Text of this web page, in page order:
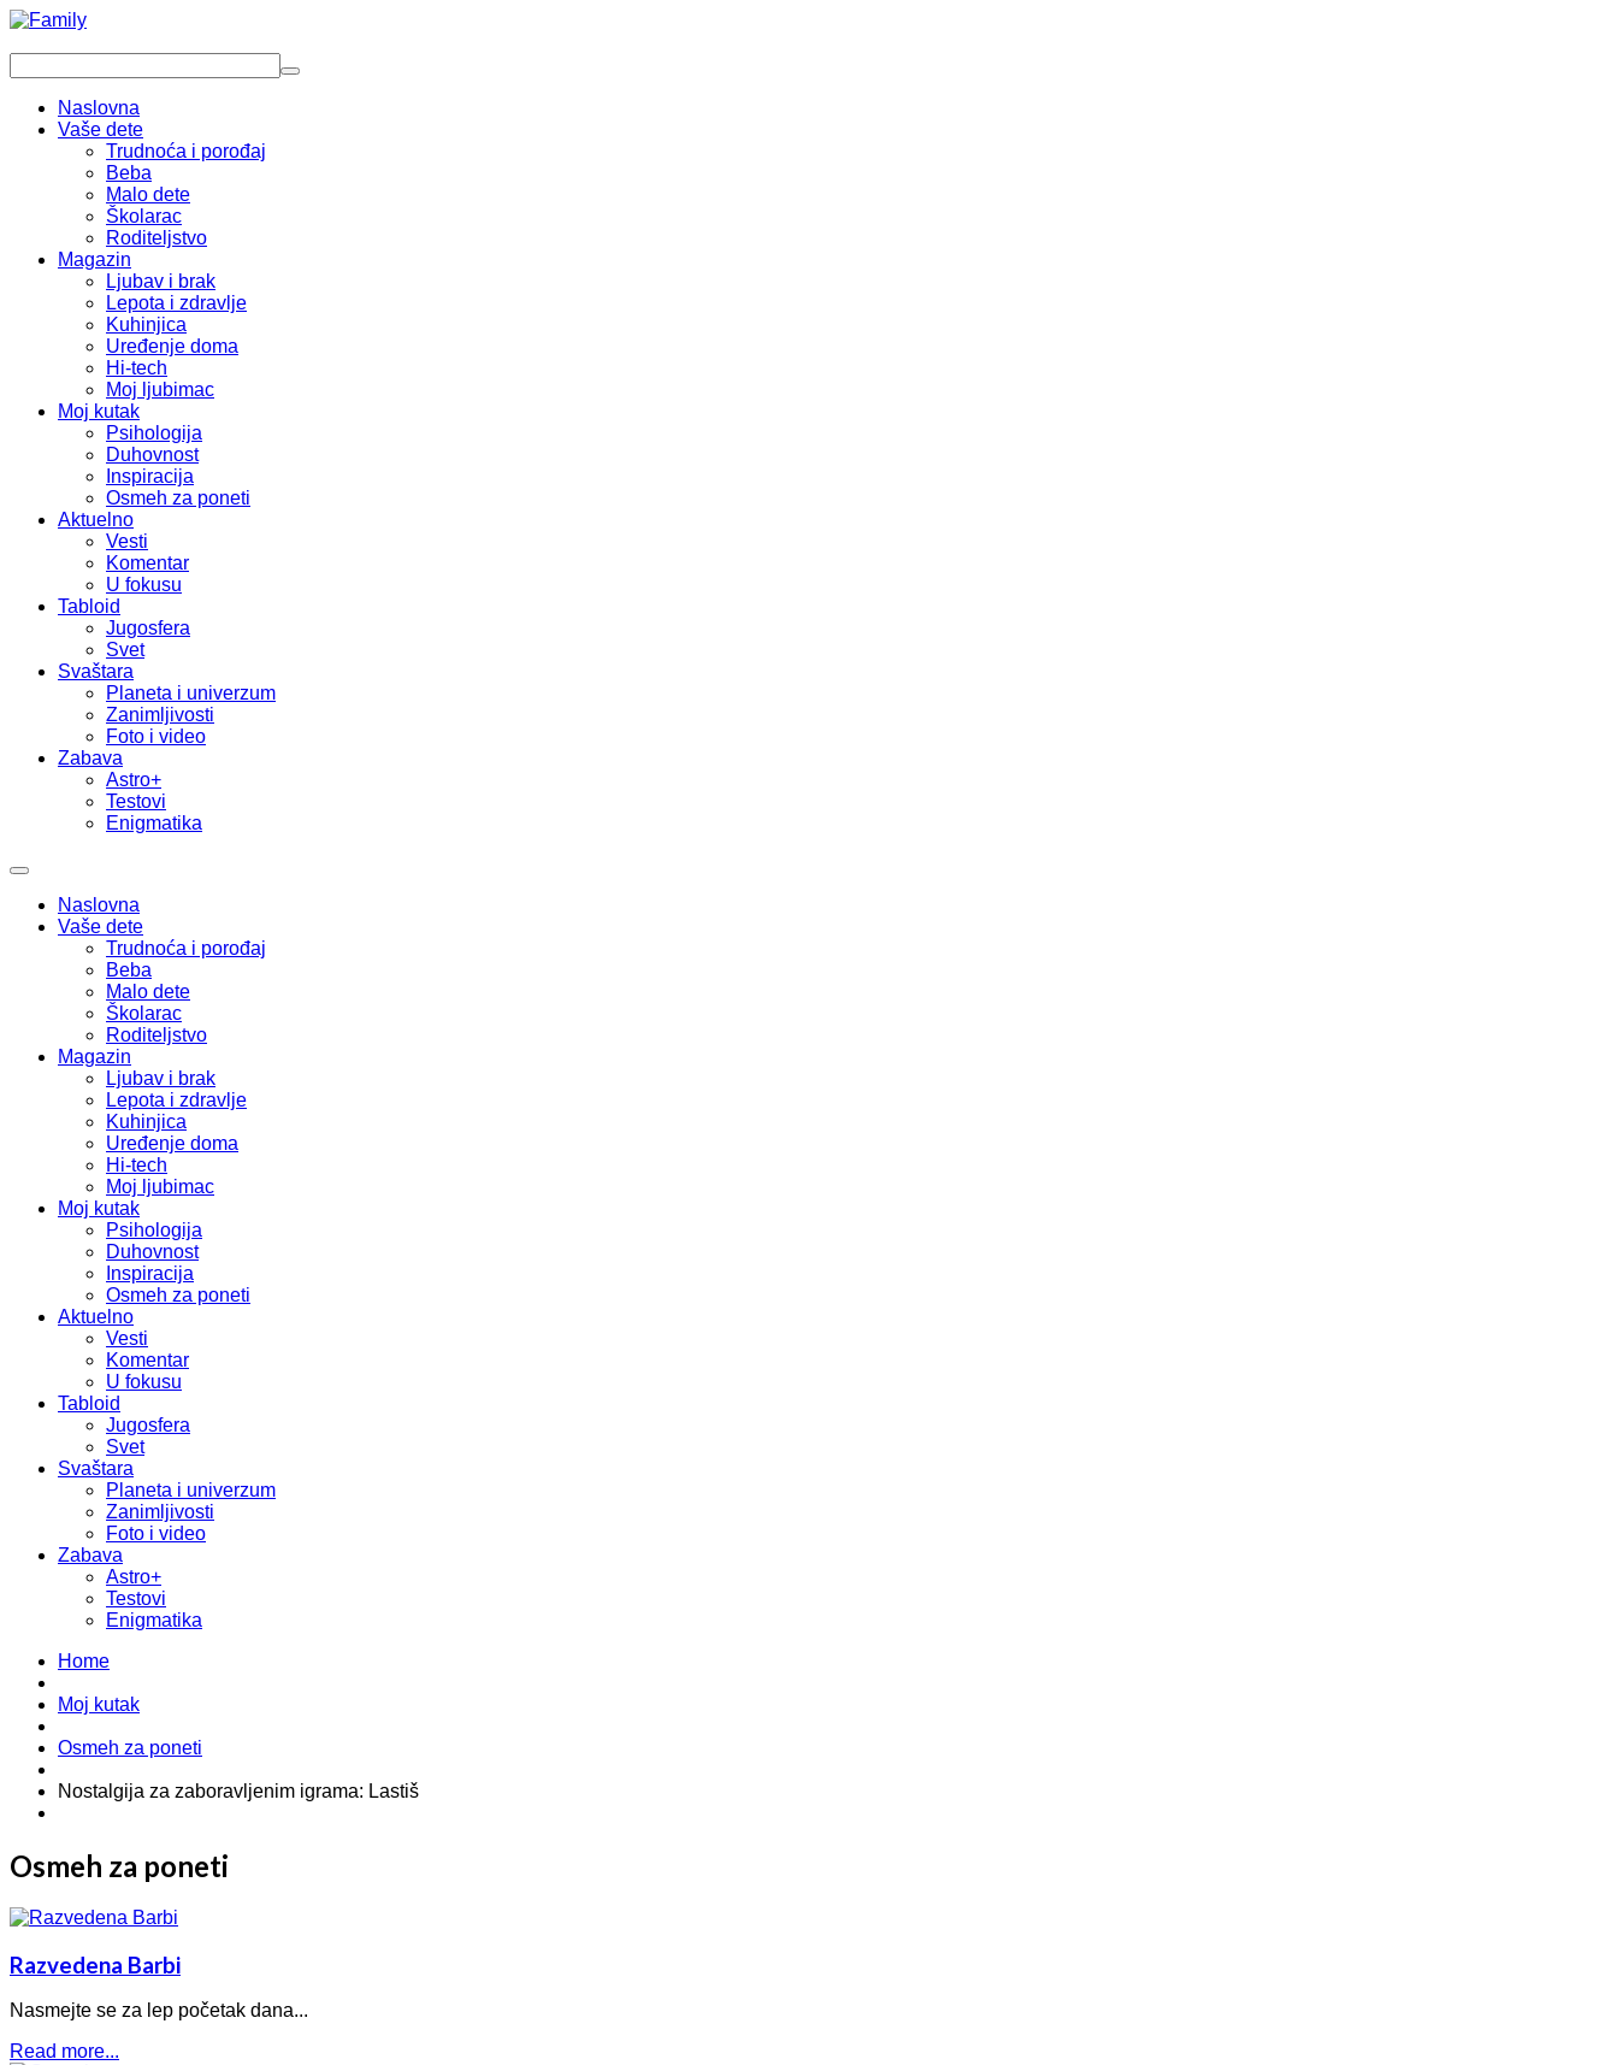
Naslovna
Vaše dete
Trudnoća i porođaj
Beba
Malo dete
Školarac
Roditeljstvo
Magazin
Ljubav i brak
Lepota i zdravlje
Kuhinjica
Uređenje doma
Hi-tech
Moj ljubimac
Moj kutak
Psihologija
Duhovnost
Inspiracija
Osmeh za poneti
Aktuelno
Vesti
Komentar
U fokusu
Tabloid
Jugosfera
Svet
Svaštara
Planeta i univerzum
Zanimljivosti
Foto i video
Zabava
Astro+
Testovi
Enigmatika
Naslovna
Vaše dete
Trudnoća i porođaj
Beba
Malo dete
Školarac
Roditeljstvo
Magazin
Ljubav i brak
Lepota i zdravlje
Kuhinjica
Uređenje doma
Hi-tech
Moj ljubimac
Moj kutak
Psihologija
Duhovnost
Inspiracija
Osmeh za poneti
Aktuelno
Vesti
Komentar
U fokusu
Tabloid
Jugosfera
Svet
Svaštara
Planeta i univerzum
Zanimljivosti
Foto i video
Zabava
Astro+
Testovi
Enigmatika
Home
Moj kutak
Osmeh za poneti
Nostalgija za zaboravljenim igrama: Lastiš
Osmeh za poneti
Razvedena Barbi
Nasmejte se za lep početak dana...
Read more...